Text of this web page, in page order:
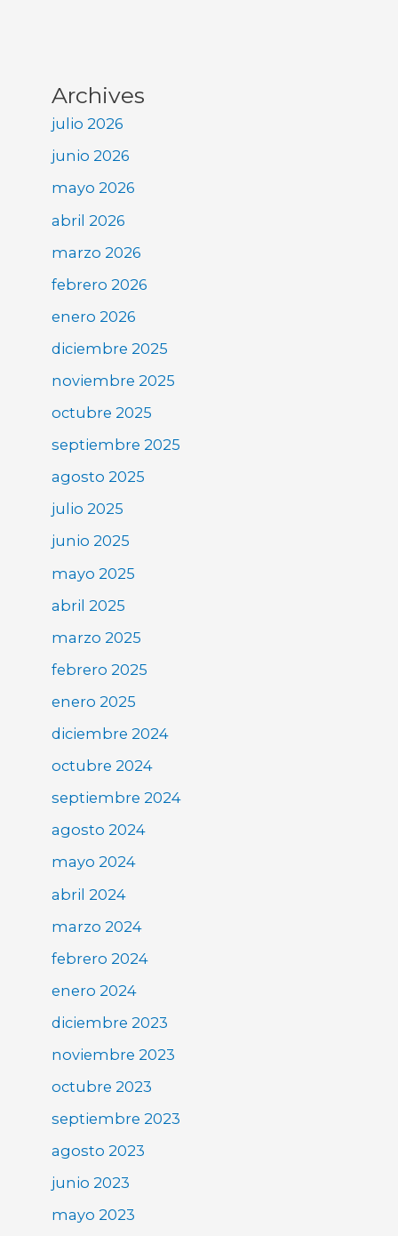
Archives
julio 2026
junio 2026
mayo 2026
abril 2026
marzo 2026
febrero 2026
enero 2026
diciembre 2025
noviembre 2025
octubre 2025
septiembre 2025
agosto 2025
julio 2025
junio 2025
mayo 2025
abril 2025
marzo 2025
febrero 2025
enero 2025
diciembre 2024
octubre 2024
septiembre 2024
agosto 2024
mayo 2024
abril 2024
marzo 2024
febrero 2024
enero 2024
diciembre 2023
noviembre 2023
octubre 2023
septiembre 2023
agosto 2023
junio 2023
mayo 2023